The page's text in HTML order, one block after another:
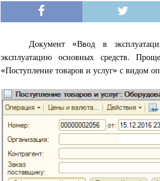
Документ «Ввод в
эксплуатацию основных средств.
«Поступление товаров и услуг» с видом